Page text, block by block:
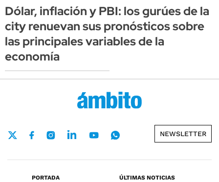
Dólar, inflación y PBI: los gurúes de la
city renuevan sus pronósticos sobre
las principales variables de la
economía
NEWSLETTER
PORTADA
ÚLTIMAS NOTICIAS